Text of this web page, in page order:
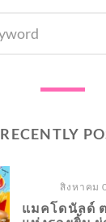
RECENTLY
สิงหาคม
แมคโดนัลด์